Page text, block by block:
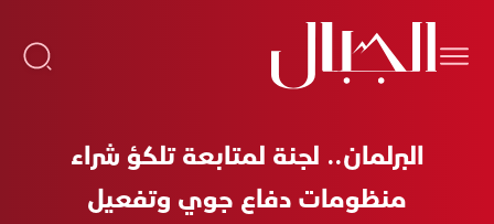
البرلمان.. لجنة لمتابعة تلكؤ شراء
منظومات دفاع جوي وتفعيل